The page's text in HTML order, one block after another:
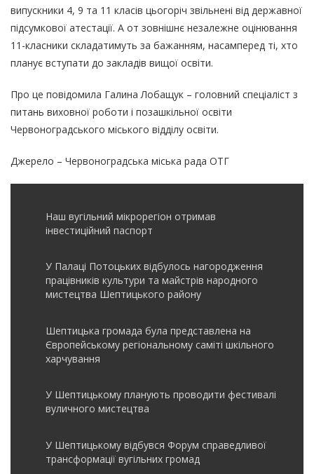
випускники 4, 9 та 11 класів цьогоріч звільнені від державної
підсумкової атестації. А от зовнішнє незалежне оцінювання
11-класники складатимуть за бажанням, насамперед ті, хто
планує вступати до закладів вищої освіти.
Про це повідомила Галина Лобащук – головний спецiалiст з
питань виховної роботи i позашкiльної освiти
Червоноградського міського відділу освіти.
Джерело – Червоноградська міська рада ОТГ
Наш вугільний мікрорегіон отримав
інвеcтиційний паспорт
У Палаці Потоцьких відбулось нагородження
працівників культури та майстрів народного
мистецтва Шептицького району
Шептицька громада була представлена на
Європейському регіональному саміті шкільного
харчування
У Шептицькому планують проводити фестивалі
вуличного мистецтва
У Шептицькому відбувся Форум справедливої
трансформації вугільних громад